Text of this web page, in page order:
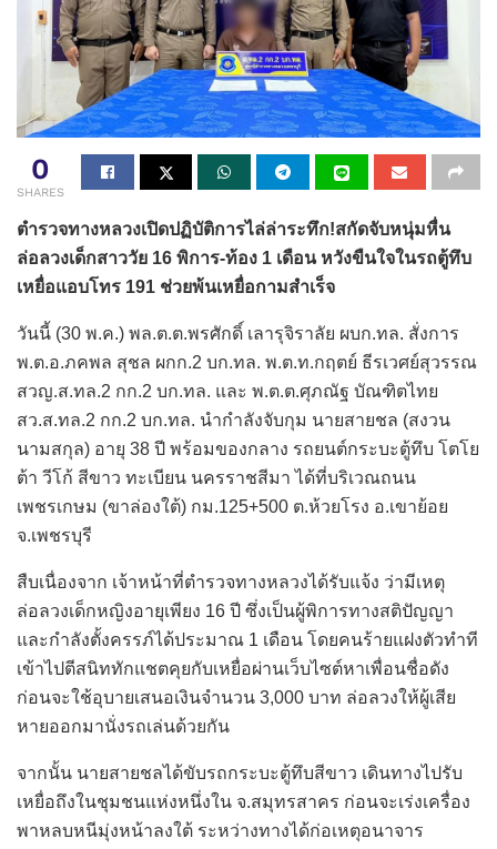
0
SHARES
ตำรวจทางหลวงเปิดปฏิบัติการไล่ล่าระทึก!สกัดจับหนุ่มหื่น
ล่อลวงเด็กสาววัย 16 พิการ-ท้อง 1 เดือน หวังขืนใจในรถตู้ทึบ
เหยื่อแอบโทร 191 ช่วยพ้นเหยื่อกามสำเร็จ
​วันนี้ (30 พ.ค.) พล.ต.ต.พรศักดิ์ เลารุจิราลัย ผบก.ทล. สั่งการ
พ.ต.อ.ภคพล สุชล ผกก.2 บก.ทล. พ.ต.ท.กฤตย์ ธีรเวศย์สุวรรณ
สวญ.ส.ทล.2 กก.2 บก.ทล. และ พ.ต.ต.ศุภณัฐ บัณฑิตไทย
สว.ส.ทล.2 กก.2 บก.ทล. นำกำลังจับกุม นายสายชล (สงวน
นามสกุล) อายุ 38 ปี พร้อมของกลาง รถยนต์กระบะตู้ทึบ โตโย
ต้า วีโก้ สีขาว ทะเบียน นครราชสีมา ได้ที่บริเวณถนน
เพชรเกษม (ขาล่องใต้) กม.125+500 ต.ห้วยโรง อ.เขาย้อย
จ.เพชรบุรี
สืบเนื่องจาก เจ้าหน้าที่ตำรวจทางหลวงได้รับแจ้ง ว่ามีเหตุ
ล่อลวงเด็กหญิงอายุเพียง 16 ปี ซึ่งเป็นผู้พิการทางสติปัญญา
และกำลังตั้งครรภ์ได้ประมาณ 1 เดือน โดยคนร้ายแฝงตัวทำที
เข้าไปตีสนิททักแชตคุยกับเหยื่อผ่านเว็บไซต์หาเพื่อนชื่อดัง
ก่อนจะใช้อุบายเสนอเงินจำนวน 3,000 บาท ล่อลวงให้ผู้เสีย
หายออกมานั่งรถเล่นด้วยกัน
จากนั้น นายสายชลได้ขับรถกระบะตู้ทึบสีขาว เดินทางไปรับ
เหยื่อถึงในชุมชนแห่งหนึ่งใน จ.สมุทรสาคร ก่อนจะเร่งเครื่อง
พาหลบหนีมุ่งหน้าลงใต้ ระหว่างทางได้ก่อเหตุอนาจาร